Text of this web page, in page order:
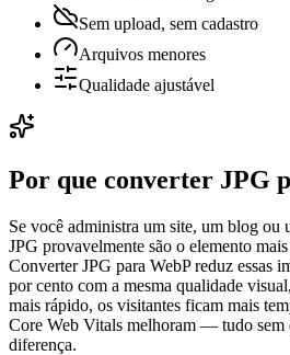
Sem upload, sem cadastro
Arquivos menores
Qualidade ajustável
Por que converter JPG
Se você administra um site, um blog ou
JPG provavelmente são o elemento
Converter JPG para WebP reduz essas
por cento com a mesma qualidade
mais rápido, os visitantes ficam mais
Core Web Vitals melhoram — tudo sem
diferença.